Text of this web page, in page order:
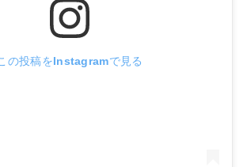
の投稿をInstagramで見る